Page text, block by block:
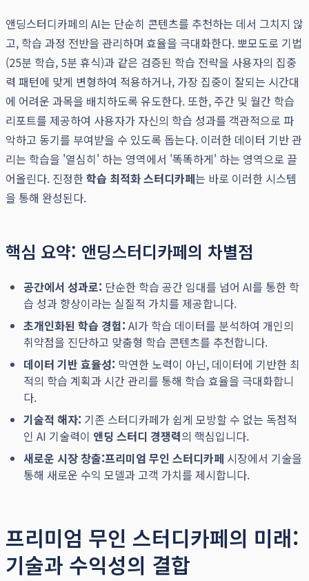
앤딩스터디카페의 AI는 단순히 콘텐츠를 추천하는 데서 그치지 않
고, 학습 과정 전반을 관리하며 효율을 극대화한다. 뽀모도로 기법
(25분 학습, 5분 휴식)과 같은 검증된 학습 전략을 사용자의 집중
력 패턴에 맞게 변형하여 적용하거나, 가장 집중이 잘되는 시간대
에 어려운 과목을 배치하도록 유도한다. 또한, 주간 및 월간 학습
리포트를 제공하여 사용자가 자신의 학습 성과를 객관적으로 파
악하고 동기를 부여받을 수 있도록 돕는다. 이러한 데이터 기반 관
리는 학습을 '열심히' 하는 영역에서 '똑똑하게' 하는 영역으로 끌
어올린다. 진정한학습 최적화 스터디카페는 바로 이러한 시스템
을 통해 완성된다.
핵심 요약: 앤딩스터디카페의 차별점
공간에서 성과로: 단순한 학습 공간 임대를 넘어 AI를 통한 학
습 성과 향상이라는 실질적 가치를 제공합니다.
초개인화된 학습 경험: AI가 학습 데이터를 분석하여 개인의
취약점을 진단하고 맞춤형 학습 콘텐츠를 추천합니다.
데이터 기반 효율성: 막연한 노력이 아닌, 데이터에 기반한 최
적의 학습 계획과 시간 관리를 통해 학습 효율을 극대화합니
다.
기술적 해자: 기존 스터디카페가 쉽게 모방할 수 없는 독점적
인 AI 기술력이 앤딩 스터디 경쟁력의 핵심입니다.
새로운 시장 창출:프리미엄 무인 스터디카페 시장에서 기술을
통해 새로운 수익 모델과 고객 가치를 제시합니다.
프리미엄 무인 스터디카페의 미래:
기술과 수익성의 결합